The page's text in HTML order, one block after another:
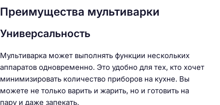
Преимущества мультиварки
Универсальность
Мультиварка может выполнять функции нескольких
аппаратов одновременно. Это удобно для тех, кто хочет
минимизировать количество приборов на кухне. Вы
можете не только варить и жарить, но и готовить на
пару и даже запекать.